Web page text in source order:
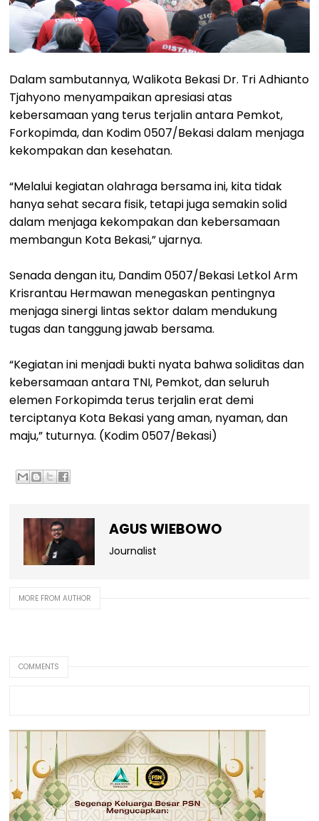
Dalam sambutannya, Walikota Bekasi Dr. Tri Adhianto
Tjahyono menyampaikan apresiasi atas
kebersamaan yang terus terjalin antara Pemkot,
Forkopimda, dan Kodim 0507/Bekasi dalam menjaga
kekompakan dan kesehatan.
“Melalui kegiatan olahraga bersama ini, kita tidak
hanya sehat secara fisik, tetapi juga semakin solid
dalam menjaga kekompakan dan kebersamaan
membangun Kota Bekasi,” ujarnya.
Senada dengan itu, Dandim 0507/Bekasi Letkol Arm
Krisrantau Hermawan menegaskan pentingnya
menjaga sinergi lintas sektor dalam mendukung
tugas dan tanggung jawab bersama.
“Kegiatan ini menjadi bukti nyata bahwa soliditas dan
kebersamaan antara TNI, Pemkot, dan seluruh
elemen Forkopimda terus terjalin erat demi
terciptanya Kota Bekasi yang aman, nyaman, dan
maju,” tuturnya. (Kodim 0507/Bekasi)
AGUS WIEBOWO
Journalist
MORE FROM AUTHOR
COMMENTS